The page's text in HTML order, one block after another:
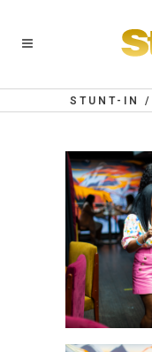
STUNT-IN /